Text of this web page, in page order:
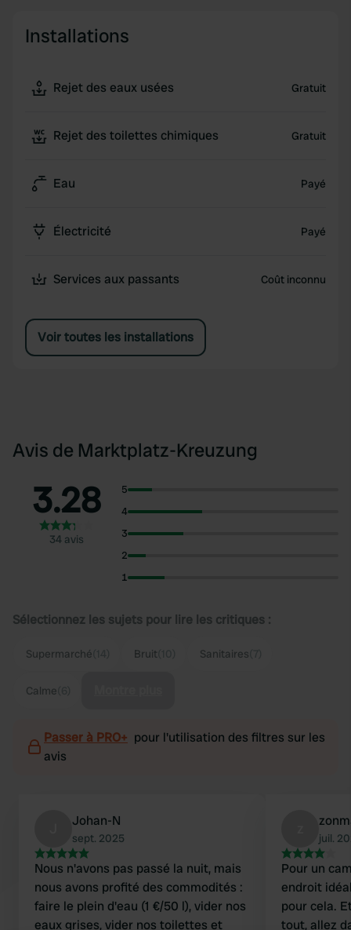
Installations
Rejet des eaux usées Gratuit
Rejet des toilettes chimiques Gratuit
Eau Payé
Électricité Payé
Services aux passants Coût inconnu
Voir toutes les installations
Avis de Marktplatz-Kreuzung
3.28
34 avis
5
4
3
2
1
Sélectionnez les sujets pour lire les critiques :
Supermarché Bruit Sanitaires
Calme
Passer à PRO+ pour l'utilisation des filtres sur les
avis
Johan-N
sept. 2025
Nous n'avons pas passé la nuit, mais
nous avons profité des commodités :
faire le plein d'eau (1 €/50 l), vider nos
eaux grises, vider nos toilettes et
juil.
Pour un
endroit
pour cela.
tout, allez